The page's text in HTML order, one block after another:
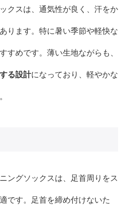
クスは、通気性が良く、汗をか
ります。特に暑い季節や軽快な
すめです。薄い生地ながらも、
る設計になっており、軽やかな
ングソックスは、足首周りをス
です。足首を締め付けないた